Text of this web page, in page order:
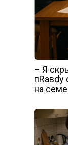
– Я
пRавdу
на